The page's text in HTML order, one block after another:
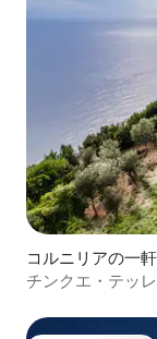
コルニリアの一
チンクエ・テッ